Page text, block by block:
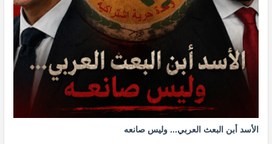
الأسد أبن البعث العربي... وليس صانعه